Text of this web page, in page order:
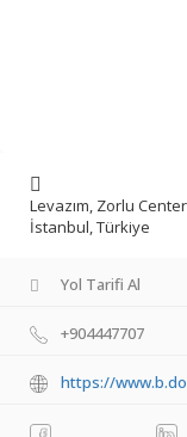
Levazım, Zorlu
İstanbul, Türkiye
Yol Tarifi Al
+904447707
https://